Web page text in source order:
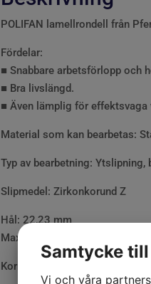
POLIFAN lamellrondell från
Fördelar:
■ Snabbare arbetsförlopp och
■ Bra livslängd.
■ Även lämplig för effektsvaga
Material som kan bearbetas:
Typ av bearbetning:
Slipmedel: Zirkonkorund Z
Hål: 22,23 mm
Max tillåtna varvtal: 12 200 r/
Kornstorlekar: 40, 60, 80,
Samtycke
Vi och våra